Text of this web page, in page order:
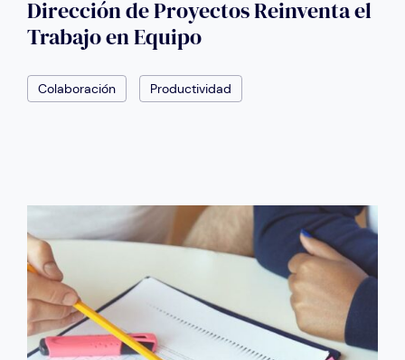
Dirección de Proyectos Reinventa el
Trabajo en Equipo
Colaboración Productividad